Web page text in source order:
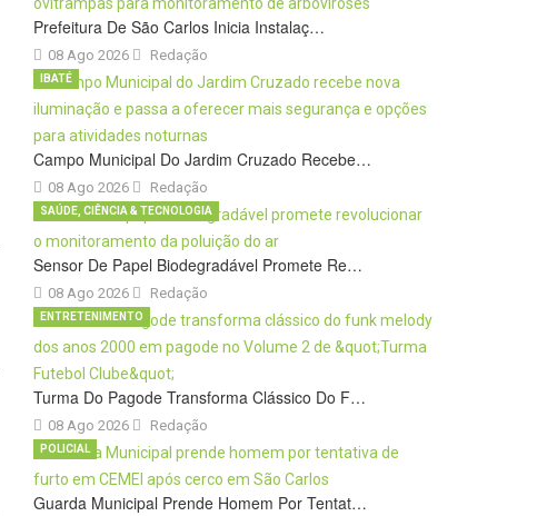
Prefeitura De São Carlos Inicia Instalaç…
08 Ago 2026 Redação
Campo Municipal Do Jardim Cruzado Recebe…
08 Ago 2026
IBATÉ
Redação
Sensor De Papel Biodegradável Promete Re…
08 Ago 2026
SAÚDE, CIÊNCIA & TECNOLOGIA
Redação
Turma Do Pagode Transforma Clássico Do F…
08 Ago 2026
ENTRETENIMENTO
Redação
Guarda Municipal Prende Homem Por Tentat…
POLICIAL